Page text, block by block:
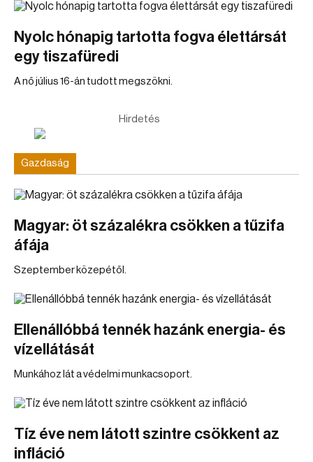
Nyolc hónapig tartotta fogva élettársát
egy tiszafüredi
A nő július 16-án tudott megszökni.
Hirdetés
Gazdaság
Magyar: öt százalékra csökken a tűzifa
áfája
Szeptember közepétől.
Ellenállóbbá tennék hazánk energia- és
vízellátását
Munkához lát a védelmi munkacsoport.
Tíz éve nem látott szintre csökkent az
infláció